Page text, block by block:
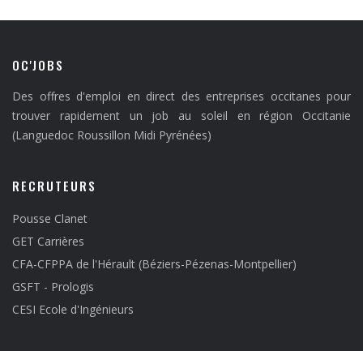
OC'JOBS
Des offres d'emploi en direct des entreprises occitanes pour
trouver rapidement un job au soleil en région Occitanie
(Languedoc Roussillon Midi Pyrénées)
RECRUTEURS
Pousse Clanet
GET Carrières
CFA-CFPPA de l'Hérault (Béziers-Pézenas-Montpellier)
GSFT - Prologis
CESI Ecole d'Ingénieurs